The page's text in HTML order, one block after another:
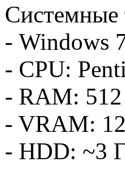
- Windows
- CPU:
- RAM:
- VRAM:
- HDD: ~3